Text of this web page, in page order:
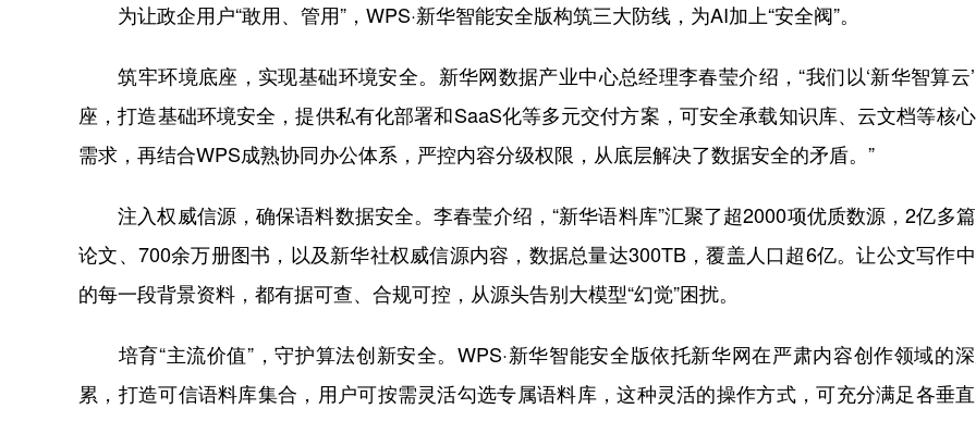
为让政企用户“敢用、管用”，WPS·新华智能安全版构筑三大防线，为AI加上“安全阀”。
筑牢环境底座，实现基础环境安全。新华网数据产业中心总经理李春莹介绍，“我们以‘新华智算云
座，打造基础环境安全，提供私有化部署和SaaS化等多元交付方案，可安全承载知识库、云文档等核
需求，再结合WPS成熟协同办公体系，严控内容分级权限，从底层解决了数据安全的矛盾。”
注入权威信源，确保语料数据安全。李春莹介绍，“新华语料库”汇聚了超2000项优质数源，2亿多篇
论文、700余万册图书，以及新华社权威信源内容，数据总量达300TB，覆盖人口超6亿。让公文写作
的每一段背景资料，都有据可查、合规可控，从源头告别大模型“幻觉”困扰。
培育“主流价值”，守护算法创新安全。WPS·新华智能安全版依托新华网在严肃内容创作领域的
累，打造可信语料库集合，用户可按需灵活勾选专属语料库，这种灵活的操作方式，可充分满足各垂